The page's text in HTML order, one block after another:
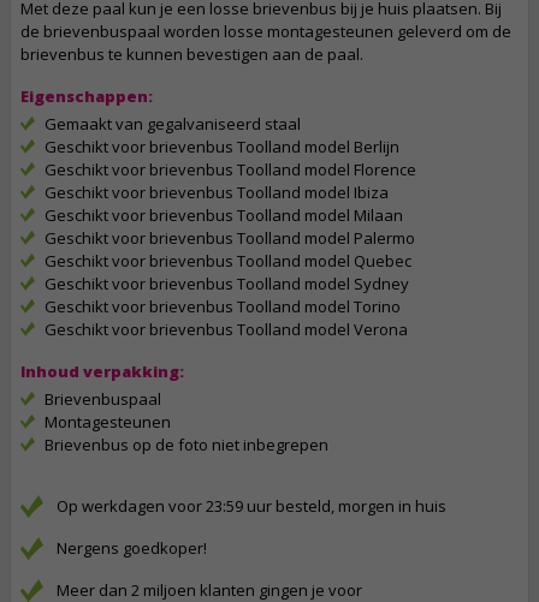
Met deze paal kun je een losse brievenbus bij je huis plaatsen. Bij
de brievenbuspaal worden losse montagesteunen geleverd om de
brievenbus te kunnen bevestigen aan de paal.
Eigenschappen:
Gemaakt van gegalvaniseerd staal
Geschikt voor brievenbus Toolland model Berlijn
Geschikt voor brievenbus Toolland model Florence
Geschikt voor brievenbus Toolland model Ibiza
Geschikt voor brievenbus Toolland model Milaan
Geschikt voor brievenbus Toolland model Palermo
Geschikt voor brievenbus Toolland model Quebec
Geschikt voor brievenbus Toolland model Sydney
Geschikt voor brievenbus Toolland model Torino
Geschikt voor brievenbus Toolland model Verona
Inhoud verpakking:
Brievenbuspaal
Montagesteunen
Brievenbus op de foto niet inbegrepen
Op werkdagen voor 23:59 uur besteld, morgen in huis
Nergens goedkoper!
Meer dan 2 miljoen klanten gingen je voor